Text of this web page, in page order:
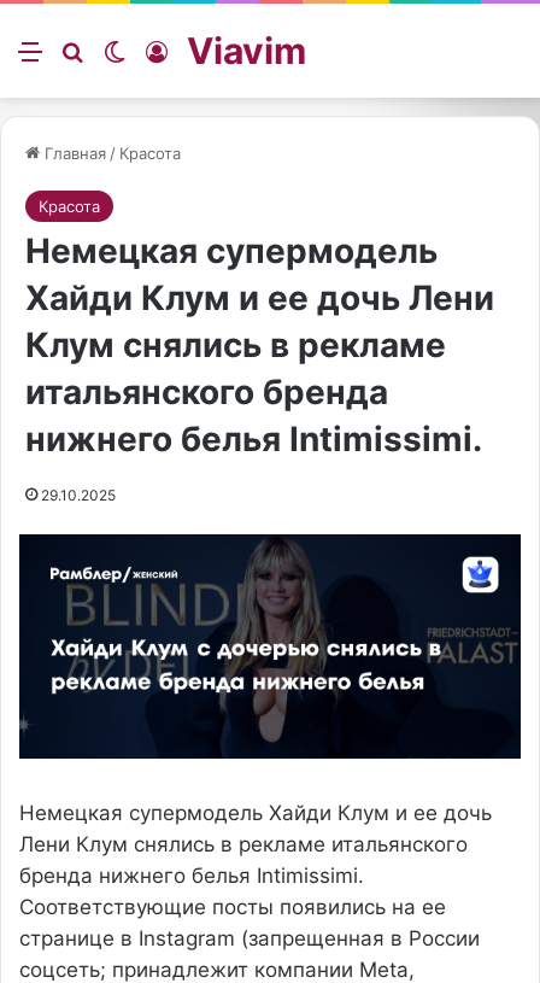
Меню ИскатьSwitch skin
Войти
Viavim
Главная / Красота
Красота
Немецкая супермодель
Хайди Клум и ее дочь Лени
Клум снялись в рекламе
итальянского бренда
нижнего белья Intimissimi.
29.10.2025
Немецкая супермодель Хайди Клум и ее дочь
Лени Клум снялись в рекламе итальянского
бренда нижнего белья Intimissimi.
Соответствующие посты появились на ее
странице в Instagram (запрещенная в России
соцсеть; принадлежит компании Meta,